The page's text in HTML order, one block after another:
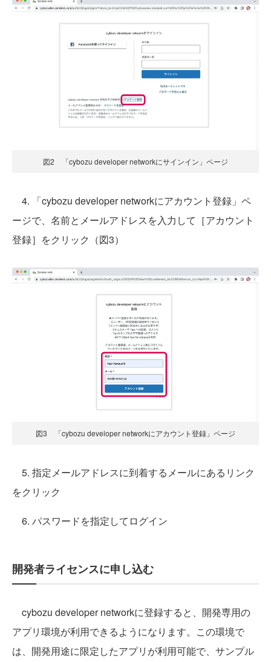
図2 「cybozu developer networkにサインイン」ページ
4. 「cybozu developer networkにアカウント登録」ペ
ージで、名前とメールアドレスを入力して［アカウント
登録］をクリック（図3）
図3 「cybozu developer networkにアカウント登録」ページ
5. 指定メールアドレスに到着するメールにあるリンク
をクリック
6. パスワードを指定してログイン
開発者ライセンスに申し込む
cybozu developer networkに登録すると、開発専用の
アプリ環境が利用できるようになります。この環境で
は、開発用途に限定したアプリが利用可能で、サンプル